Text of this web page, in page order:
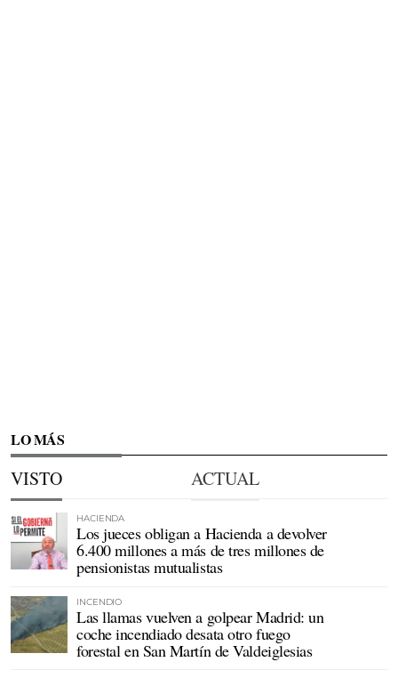
LO MÁS
VISTO ACTUAL
HACIENDA
Los jueces obligan a Hacienda a devolver
6.400 millones a más de tres millones de
pensionistas mutualistas
INCENDIO
Las llamas vuelven a golpear Madrid: un
coche incendiado desata otro fuego
forestal en San Martín de Valdeiglesias